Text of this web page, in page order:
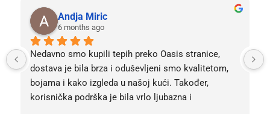
Andja Miric
6 months ago
Nedavno smo kupili tepih preko Oasis stranice,
dostava je bila brza i oduševljeni smo kvalitetom,
bojama i kako izgleda u našoj kući. Također,
korisnička podrška je bila vrlo ljubazna i